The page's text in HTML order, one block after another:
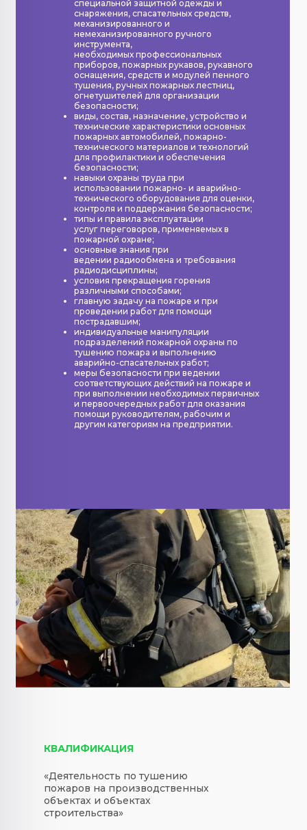
специальной защитной одежды и
снаряжения, спасательных средств,
механизированного и
немеханизированного ручного
инструмента,
необходимых профессиональных
приборов, пожарных рукавов, рукавного
оснащения, средств и модулей пенного
тушения, ручных пожарных лестниц,
огнетушителей для организации
безопасности;
виды, состав, назначение, устройство и
технические характеристики основных
пожарных автомобилей, пожарно-
технического материалов и технологий
для профилактики и обеспечения
безопасности;
навыки охраны труда при
использовании пожарно- и аварийно-
технического оборудования для оценки,
контроля и поддержания безопасности;
типы и правила эксплуатации
услуг переговоров, применяемых в
пожарной охране;
основные знания при
ведении радиообмена и требования
радиодисциплины;
условия прекращения горения
различными способами;
главную задачу на пожаре и при
проведении работ для помощи
пострадавшим;
индивидуальные манипуляции
подразделений пожарной охраны по
тушению пожара и выполнению
аварийно-спасательных работ;
меры безопасности при ведении
соответствующих действий на пожаре и
при выполнении необходимых первичных
и первоочередных работ для оказания
помощи руководителям, рабочим и
другим категориям на предприятии.
КВАЛИФИКАЦИЯ
«Деятельность по тушению
пожаров на производственных
объектах и объектах
строительства»